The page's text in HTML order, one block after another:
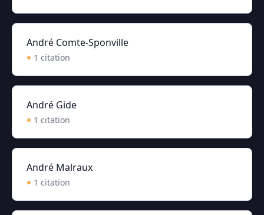
André Comte-Sponville
1 citation
André Gide
1 citation
André Malraux
1 citation